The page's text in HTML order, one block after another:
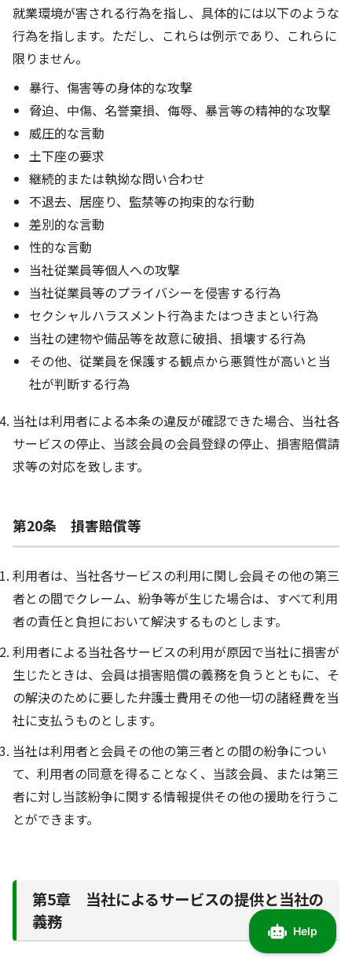
就業環境が害される行為を指し、具体的には以下のような
行為を指します。ただし、これらは例示であり、これらに
限りません。
暴行、傷害等の身体的な攻撃
脅迫、中傷、名誉棄損、侮辱、暴言等の精神的な攻撃
威圧的な言動
土下座の要求
継続的または執拗な問い合わせ
不退去、居座り、監禁等の拘束的な行動
差別的な言動
性的な言動
当社従業員等個人への攻撃
当社従業員等のプライバシーを侵害する行為
セクシャルハラスメント行為またはつきまとい行為
当社の建物や備品等を故意に破損、損壊する行為
その他、従業員を保護する観点から悪質性が高いと当
社が判断する行為
当社は利用者による本条の違反が確認できた場合、当社各
サービスの停止、当該会員の会員登録の停止、損害賠償請
求等の対応を致します。
第20条 損害賠償等
利用者は、当社各サービスの利用に関し会員その他の第三
者との間でクレーム、紛争等が生じた場合は、すべて利用
者の責任と負担において解決するものとします。
利用者による当社各サービスの利用が原因で当社に損害が
生じたときは、会員は損害賠償の義務を負うとともに、そ
の解決のために要した弁護士費用その他一切の諸経費を当
社に支払うものとします。
当社は利用者と会員その他の第三者との間の紛争につい
て、利用者の同意を得ることなく、当該会員、または第三
者に対し当該紛争に関する情報提供その他の援助を行うこ
とができます。
第5章 当社によるサービスの提供と当社の
義務